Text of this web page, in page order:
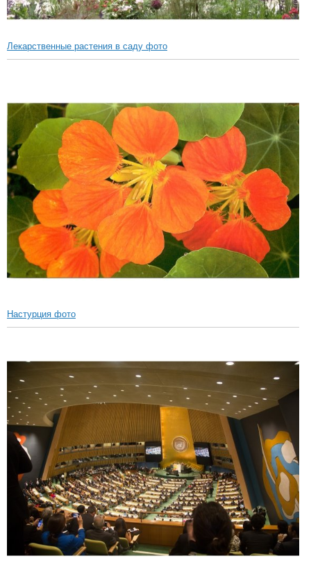
Лекарственные растения в саду фото
Настурция фото